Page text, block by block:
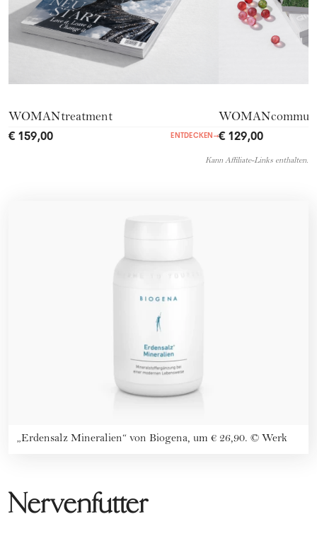
WOMANtreatment
€ 159,00 ENTDECKEN→€ 129,00
Kann Affiliate-Links enthalten.
„Erdensalz Mineralien“ von Biogena, um € 26,90. © Werk
Nervenfutter